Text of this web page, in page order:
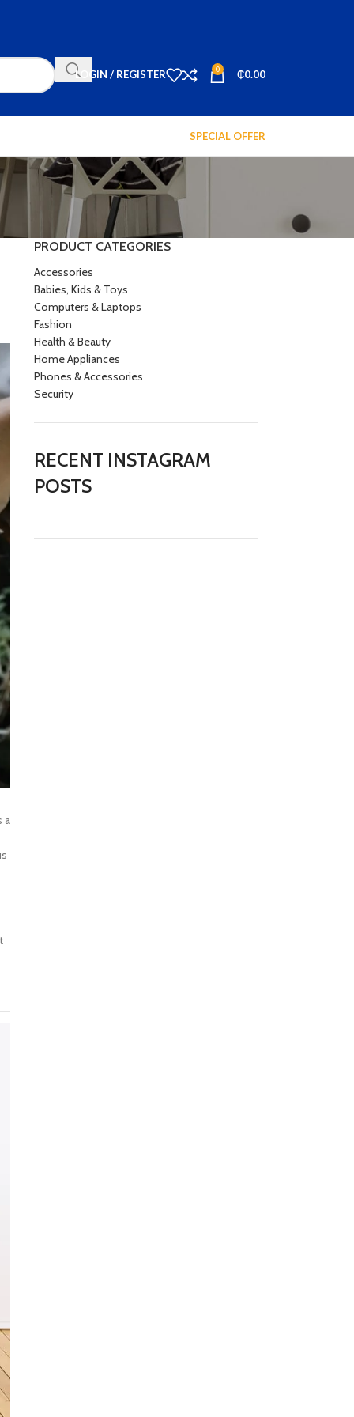
LOGIN / REGISTER 0 ₵0.00
SPECIAL OFFER
a
PRODUCT CATEGORIES
Accessories
Babies, Kids & Toys
Computers & Laptops
Fashion
Health & Beauty
Home Appliances
Phones & Accessories
Security
RECENT INSTAGRAM
POSTS